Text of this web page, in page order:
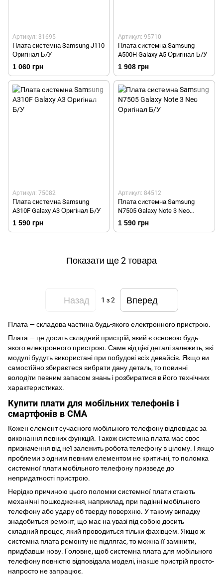
Артикул: 31695
Плата системна Samsung J110
Оригінал Б/У
1 060 грн
Артикул: 95710
Плата системна Samsung
A500H Galaxy A5 Оригінал Б/У
1 908 грн
Артикул: 75082
Плата системна Samsung
A310F Galaxy A3 Оригінал Б/У
1 590 грн
Артикул: 84512
Плата системна Samsung
N7505 Galaxy Note 3 Neo
Оригінал Б/У
1 590 грн
Показати ще 2 товара
Назад 1 з 2 Вперед
Плата — складова частина будь-якого електронного пристрою.
Плата — це досить складний пристрій, який є основою будь-
якого електронного пристрою. Саме від цієї деталі залежить, які
модулі будуть використані при побудові всіх девайсів. Якщо ви
самостійно збираєтеся вибрати дану деталь, то повинні
володіти певним запасом знань і розбиратися в його технічних
характеристиках.
Купити плати для мобільних телефонів і
смартфонів в СМА
Кожен елемент сучасного мобільного телефону відповідає за
виконання певних функцій. Також системна плата має своє
призначення від неї залежить робота телефону в цілому. І якщо
проблеми з одним певним елементом не критичні, то поломка
системної плати мобільного телефону призведе до
непридатності пристрою.
Нерідко причиною цього поломки системної плати стають
механічні пошкодження, наприклад, при падінні мобільного
телефону або удару об тверду поверхню. У такому випадку
знадобиться ремонт, що має на увазі під собою досить
складний процес, який проводиться тільки фахівцем. Якщо ж
системна плата ремонту не підлягає, то можна її замінити,
придбавши нову. Головне, щоб системна плата для мобільного
телефону повністю відповідала моделі, інакше пристрій просто-
напросто не запрацює.